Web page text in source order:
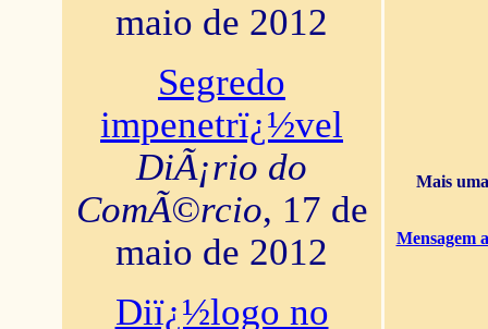
maio de 2012
Segredo
impenetrï¿½vel
DiÃ¡rio do
ComÃ©rcio, 17 de
maio de 2012
Diï¿½logo no
Mais
Mensagem